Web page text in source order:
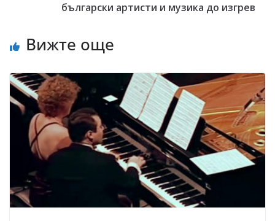
български артисти и музика до изгрев
Вижте още